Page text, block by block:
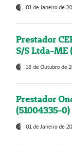
01 de Janeiro de
Prestador
S/S Ltda-ME
18 de Outubro de
Prestador
(51004335-0)
01 de Janeiro de